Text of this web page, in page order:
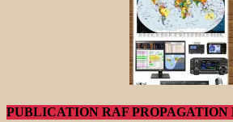
PUBLICATION RAF PROPAGATION